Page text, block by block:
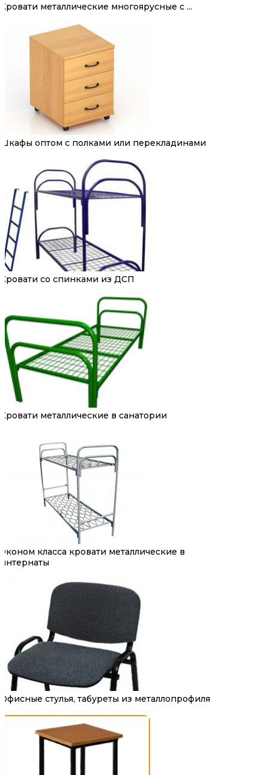
Кровати металлические многоярусные с ...
Шкафы оптом с полками или перекладинами
Кровати со спинками из ДСП
Кровати металлические в санатории
Эконом класса кровати металлические в
интернаты
Офисные стулья, табуреты из металлопрофиля